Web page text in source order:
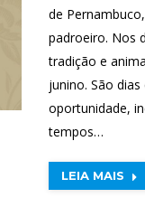
de
padroeiro. Nos
tradição e
junino. São
oportunidade,
tempos…
LEIA MAIS